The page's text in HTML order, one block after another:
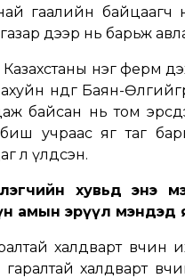
гаалийн байцаагч
газар дээр нь барьж
Казахстаны нэг ферм
өндөг Баян-
байсан нь том
биш учраас яг таг
л үлдсэн.
хувьд энэ
амын эрүүл мэндэд
халдварт өвчин
халдварт